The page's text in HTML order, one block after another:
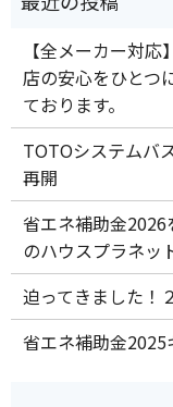
【全メーカー対
店の安心をひとつ
ております。
TOTOシステムバ
再開
省エネ補助金
のハウスプラネッ
迫ってきました！
省エネ補助金